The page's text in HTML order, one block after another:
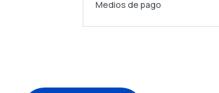
Medios de pago